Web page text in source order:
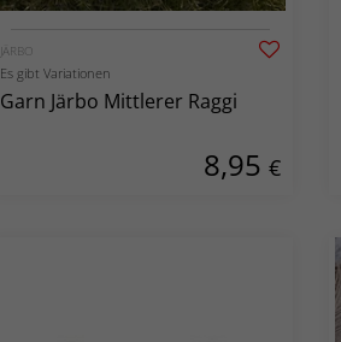
JÄRBO
Es gibt Variationen
Garn Järbo Mittlerer Raggi
8,95 €